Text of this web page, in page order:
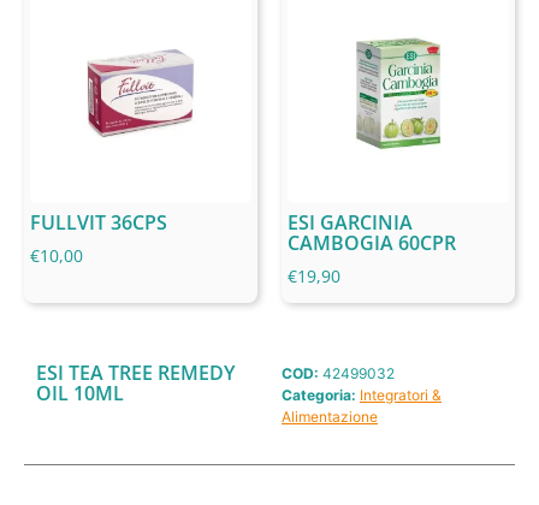
FULLVIT 36CPS
€10,00
ESI GARCINIA
CAMBOGIA 60CPR
€19,90
ESI TEA TREE REMEDY
OIL 10ML
COD: 42499032
Categoria: Integratori &
Alimentazione